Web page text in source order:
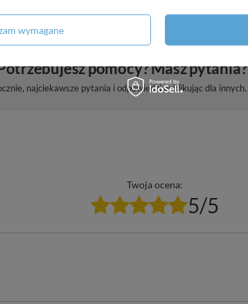
pomocy? Masz pytania?
najciekawsze pytania i odpowiedzi publikując dla innych.
Twoja ocena:
5/5
wymagane